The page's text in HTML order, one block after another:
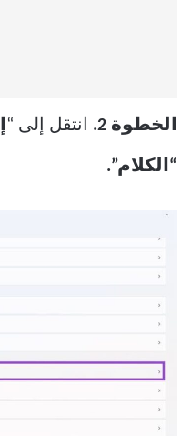
الخطوة 2. انتقل إلى “
“الكلام”.